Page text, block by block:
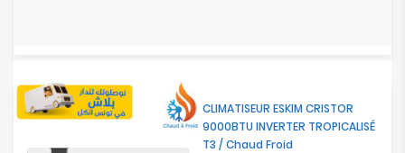
CLIMATISEUR ESKIM CRISTOR
9000BTU INVERTER TROPICALISÉ
T3 / Chaud Froid